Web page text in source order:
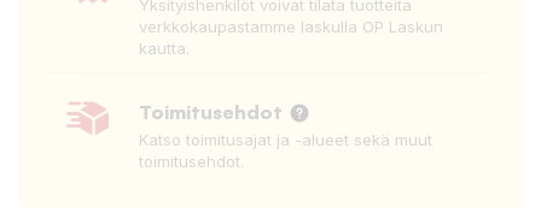
Yksityishenkilöt voivat tilata tuotteita
verkkokaupastamme laskulla OP Laskun
kautta.
Toimitusehdot
Katso toimitusajat ja -alueet sekä muut
toimitusehdot.